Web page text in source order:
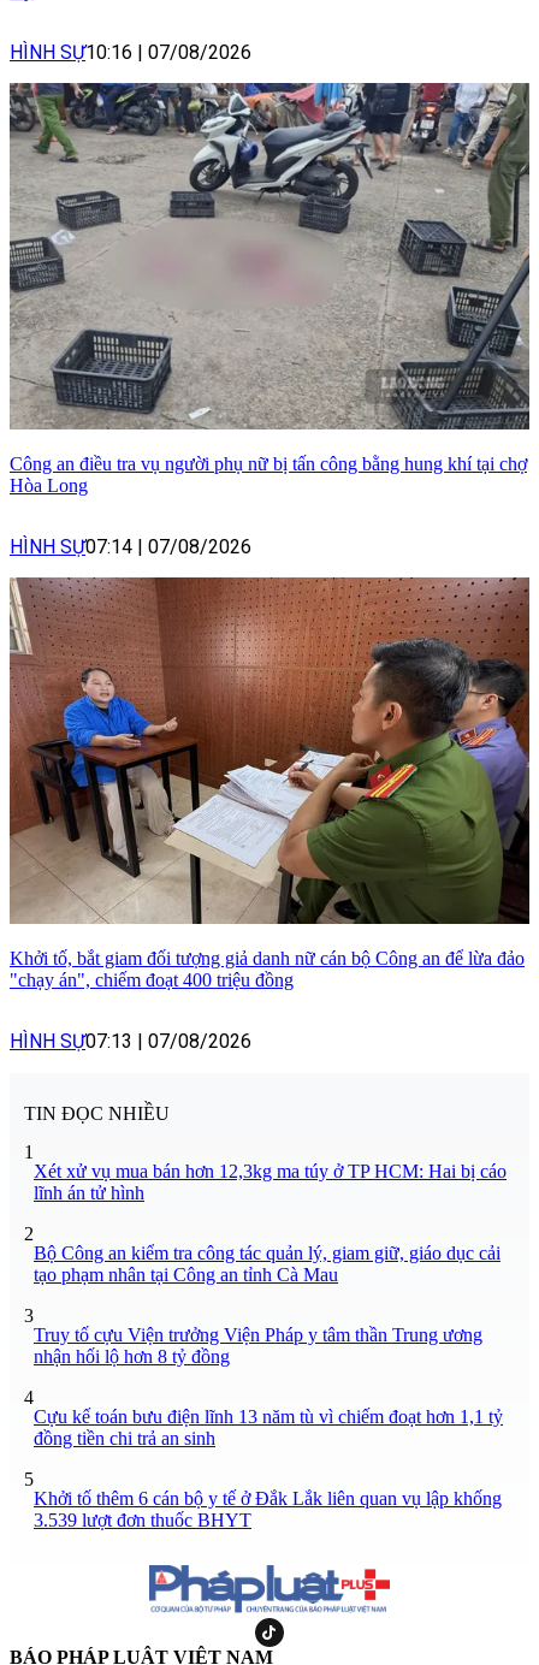
HÌNH SỰ10:16 | 07/08/2026
Công an điều tra vụ người phụ nữ bị tấn công bằng hung khí tại chợ
Hòa Long
HÌNH SỰ07:14 | 07/08/2026
Khởi tố, bắt giam đối tượng giả danh nữ cán bộ Công an để lừa đảo
"chạy án", chiếm đoạt 400 triệu đồng
HÌNH SỰ07:13 | 07/08/2026
TIN ĐỌC NHIỀU
1
Xét xử vụ mua bán hơn 12,3kg ma túy ở TP HCM: Hai bị cáo
lĩnh án tử hình
2
Bộ Công an kiểm tra công tác quản lý, giam giữ, giáo dục cải
tạo phạm nhân tại Công an tỉnh Cà Mau
3
Truy tố cựu Viện trưởng Viện Pháp y tâm thần Trung ương
nhận hối lộ hơn 8 tỷ đồng
4
Cựu kế toán bưu điện lĩnh 13 năm tù vì chiếm đoạt hơn 1,1 tỷ
đồng tiền chi trả an sinh
5
Khởi tố thêm 6 cán bộ y tế ở Đắk Lắk liên quan vụ lập khống
3.539 lượt đơn thuốc BHYT
BÁO PHÁP LUẬT VIỆT NAM